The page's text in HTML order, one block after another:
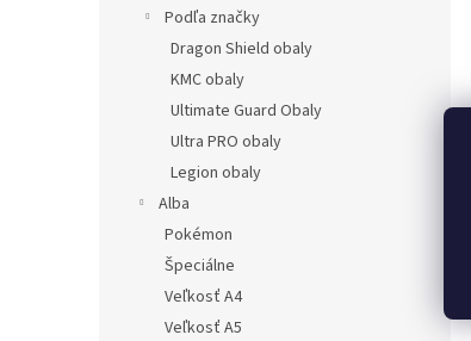
Podľa značky
Dragon Shield obaly
KMC obaly
Ultimate Guard Obaly
Ultra PRO obaly
Legion obaly
Alba
Pokémon
Špeciálne
Veľkosť A4
Veľkosť A5